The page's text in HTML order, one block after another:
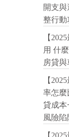
開支
整行動
【
用 什
房貸
【
率怎麼
貸成本
風險陷